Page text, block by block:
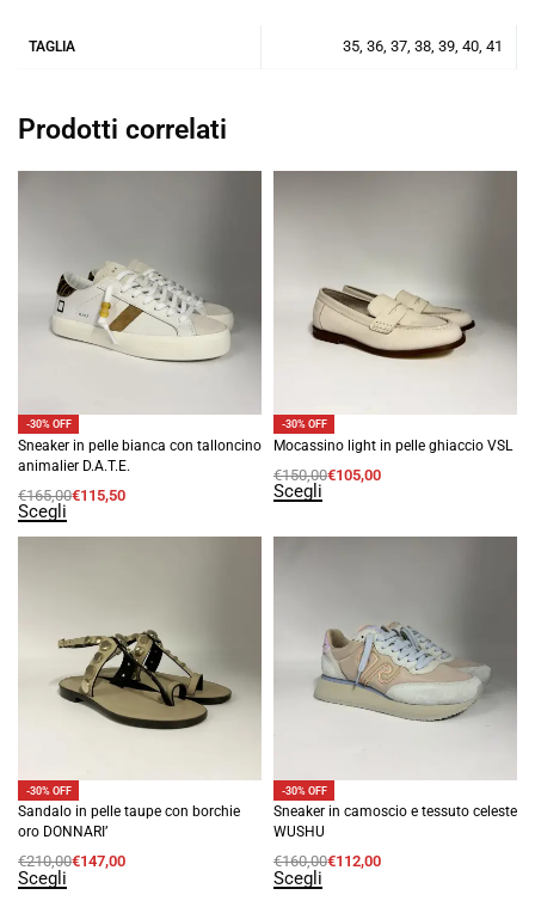
TAGLIA 35, 36, 37, 38, 39, 40, 41
Prodotti correlati
-30% OFF
Sneaker in pelle bianca con talloncino
animalier D.A.T.E.
€165,00€115,50
Scegli
-30% OFF
Mocassino light in pelle ghiaccio VSL
€150,00€105,00
Scegli
-30% OFF
Sandalo in pelle taupe con borchie
oro DONNARI’
€210,00€147,00
Scegli
-30% OFF
Sneaker in camoscio e tessuto celeste
WUSHU
€160,00€112,00
Scegli